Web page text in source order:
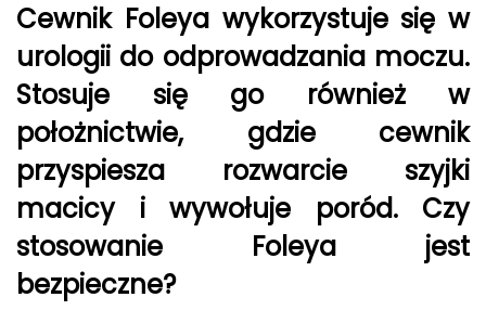
Cewnik Foleya wykorzystuje się w
urologii do odprowadzania moczu.
Stosuje się go również w
położnictwie, gdzie cewnik
przyspiesza rozwarcie szyjki
macicy i wywołuje poród. Czy
stosowanie Foleya jest
bezpieczne?